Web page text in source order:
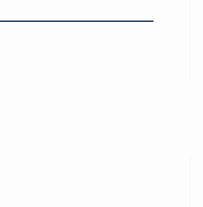
Petugas